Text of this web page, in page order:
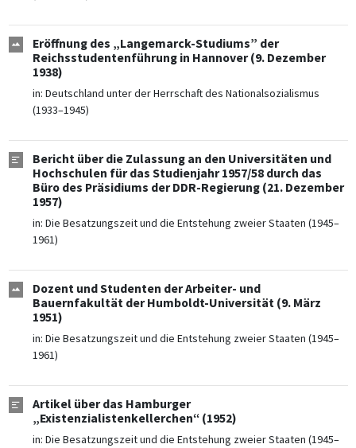
Eröffnung des „Langemarck-Studiums” der
Reichsstudentenführung in Hannover (9. Dezember
1938)
in: Deutschland unter der Herrschaft des Nationalsozialismus
(1933–1945)
Bericht über die Zulassung an den Universitäten und
Hochschulen für das Studienjahr 1957/58 durch das
Büro des Präsidiums der DDR-Regierung (21. Dezember
1957)
in: Die Besatzungszeit und die Entstehung zweier Staaten (1945–
1961)
Dozent und Studenten der Arbeiter- und
Bauernfakultät der Humboldt-Universität (9. März
1951)
in: Die Besatzungszeit und die Entstehung zweier Staaten (1945–
1961)
Artikel über das Hamburger
„Existenzialistenkellerchen“ (1952)
in: Die Besatzungszeit und die Entstehung zweier Staaten (1945–